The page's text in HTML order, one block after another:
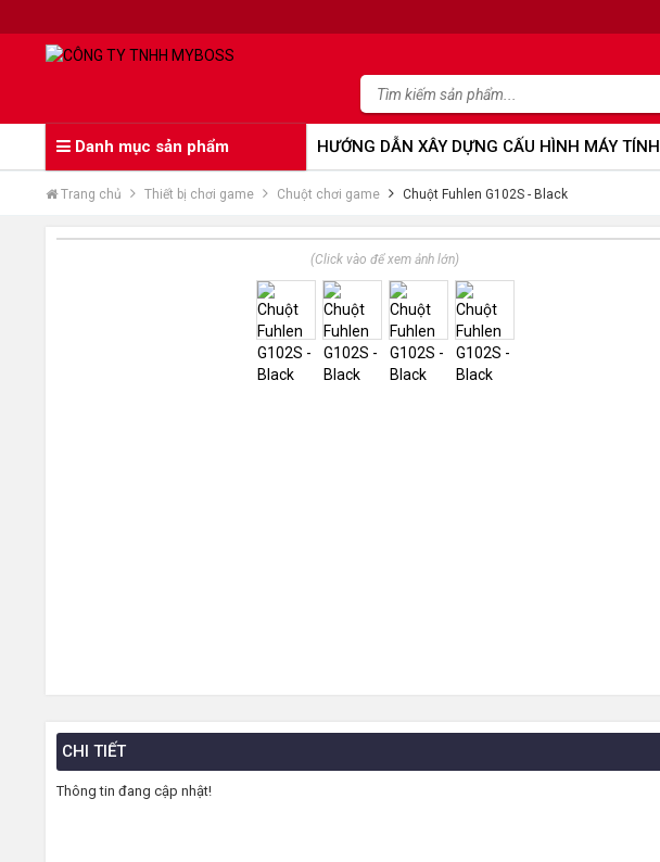
Danh mục sản phẩm HƯỚNG DẪN XÂY DỰNG CẤU HÌNH MÁY TÍNH
Trang chủ Thiết bị chơi game Chuột chơi game Chuột Fuhlen G102S - Black
(Click vào để xem ảnh lớn)
CHI TIẾT
Thông tin đang cập nhật!